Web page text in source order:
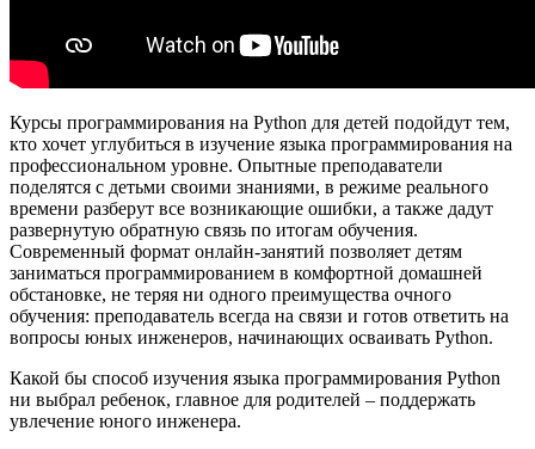
Курсы программирования на Python для детей подойдут тем,
кто хочет углубиться в изучение языка программирования на
профессиональном уровне. Опытные преподаватели
поделятся с детьми своими знаниями, в режиме реального
времени разберут все возникающие ошибки, а также дадут
развернутую обратную связь по итогам обучения.
Современный формат онлайн-занятий позволяет детям
заниматься программированием в комфортной домашней
обстановке, не теряя ни одного преимущества очного
обучения: преподаватель всегда на связи и готов ответить на
вопросы юных инженеров, начинающих осваивать Python.
Какой бы способ изучения языка программирования Python
ни выбрал ребенок, главное для родителей – поддержать
увлечение юного инженера.